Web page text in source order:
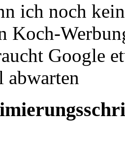
ich noch
Koch-
Google
abwarten